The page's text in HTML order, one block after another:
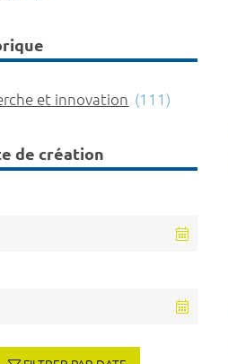
et innovation (111)
de création